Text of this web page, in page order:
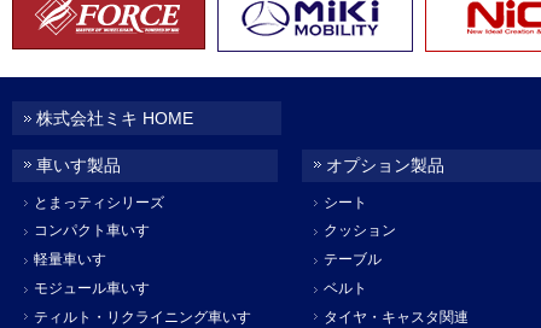
株式会社ミキ HOME
車いす製品
とまっティシリーズ
コンパクト車いす
軽量車いす
モジュール車いす
ティルト・リクライニング車いす
オプション製品
シート
クッション
テーブル
ベルト
タイヤ・キャスタ関連